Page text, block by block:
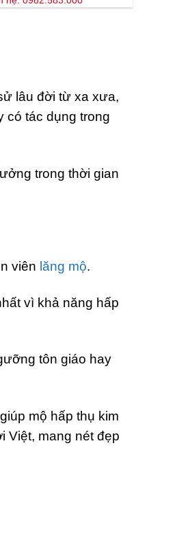
lâu đời từ xa xưa,
có tác dụng trong
trong thời gian
viên lăng mộ.
vì khả năng hấp
tôn giáo hay
mộ hấp thụ kim
Việt, mang nét đẹp